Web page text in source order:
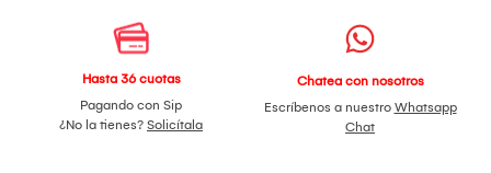
Hasta 36 cuotas
Pagando con Sip
¿No la tienes? Solicítala
Chatea con nosotros
Escríbenos a nuestro Whatsapp
Chat